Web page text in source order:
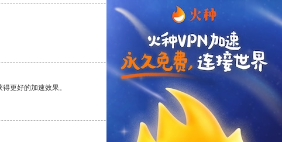
支持 [0] 反对 [0]
更好的加速效果。
支持